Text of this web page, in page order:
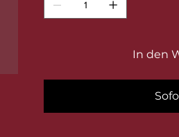
In den